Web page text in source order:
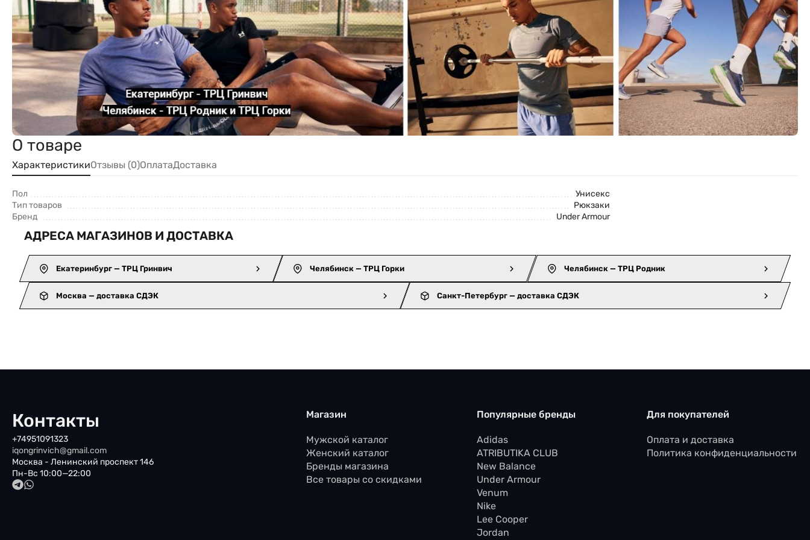
О товаре
ХарактеристикиОтзывы (0)ОплатаДоставка
Пол
Унисекс
Тип товаров
Рюкзаки
Бренд
Under Armour
АДРЕСА МАГАЗИНОВ И ДОСТАВКА
Екатеринбург — ТРЦ Гринвич Челябинск — ТРЦ Горки Челябинск — ТРЦ Родник
Москва — доставка СДЭК Санкт-Петербург — доставка СДЭК
Контакты
+74951091323
iqongrinvich@gmail.com
Москва - Ленинский проспект 146
Пн-Вс 10:00—22:00
Магазин
Мужской каталог
Женский каталог
Бренды магазина
Все товары со скидками
Популярные бренды
Adidas
ATRIBUTIKA CLUB
New Balance
Under Armour
Venum
Nike
Lee Cooper
Jordan
Для покупателей
Оплата и доставка
Политика конфиденциальности